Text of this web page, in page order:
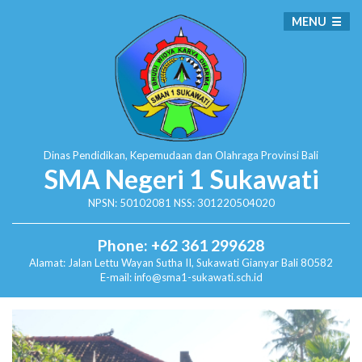
Dinas Pendidikan, Kepemudaan dan Olahraga Provinsi Bali
SMA Negeri 1 Sukawati
NPSN: 50102081 NSS: 301220504020
Phone: +62 361 299628
Alamat: Jalan Lettu Wayan Sutha II, SukawatiGianyar Bali 80582
E-mail: info@sma1-sukawati.sch.id
MENU